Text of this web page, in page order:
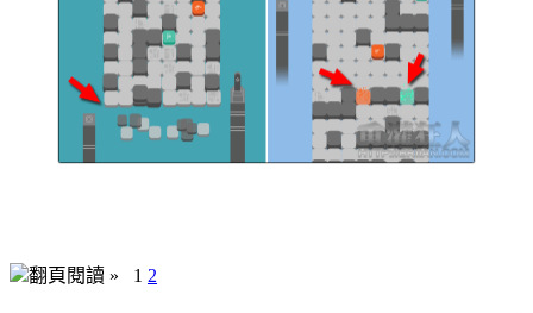
翻頁閱讀 » 1 2